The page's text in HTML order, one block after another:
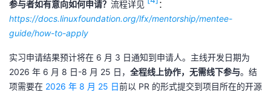
参与者如有意向如何申请？ 流程详见
：
https://docs.linuxfoundation.org/lfx/mentorship/mentee-
guide/how-to-apply
实习申请结果预计将在 6 月 3 日通知到申请人。主线开发日期为
2026 年 6 月 8 日-8 月 25 日， 全程线上协作，无需线下参与。结
项需要在 2026 年 8 月 25 日前以 PR 的形式提交到项目所在的开源